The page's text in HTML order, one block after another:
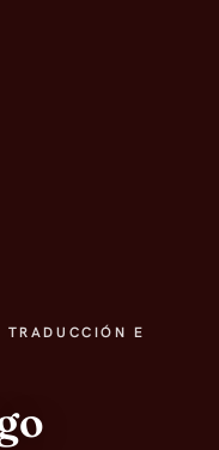
E